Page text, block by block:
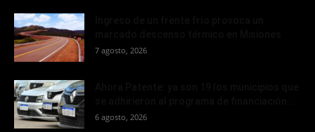
7 agosto, 2026
6 agosto, 2026